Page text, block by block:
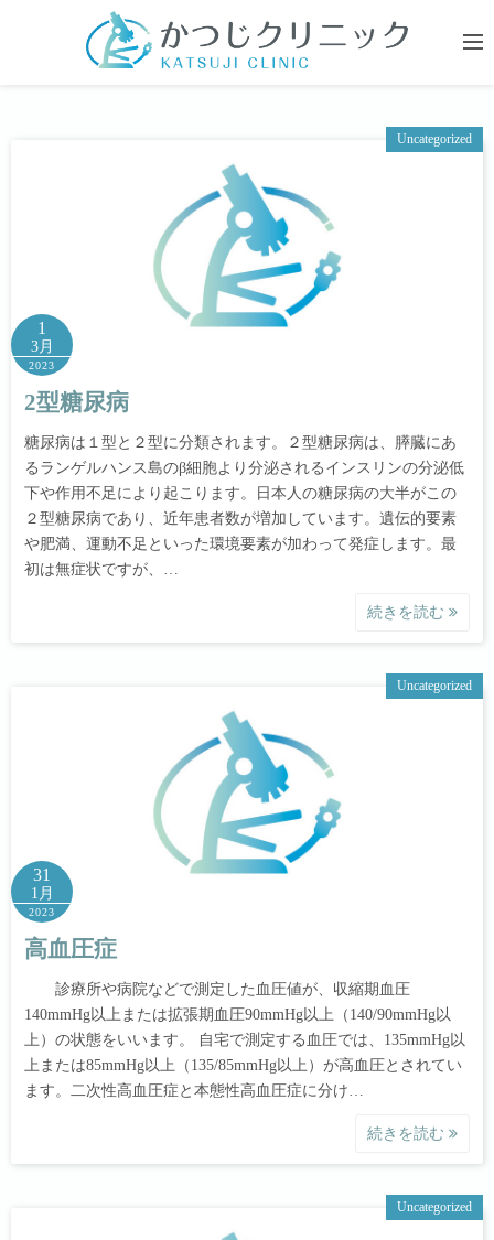
Uncategorized
1
3月
2023
2型糖尿病
糖尿病は１型と２型に分類されます。２型糖尿病は、膵臓にあ
るランゲルハンス島のβ細胞より分泌されるインスリンの分泌低
下や作用不足により起こります。日本人の糖尿病の大半がこの
２型糖尿病であり、近年患者数が増加しています。遺伝的要素
や肥満、運動不足といった環境要素が加わって発症します。最
初は無症状ですが、…
続きを読む
Uncategorized
31
1月
2023
高血圧症
診療所や病院などで測定した血圧値が、収縮期血圧
140mmHg以上または拡張期血圧90mmHg以上（140/90mmHg以
上）の状態をいいます。 自宅で測定する血圧では、135mmHg以
上または85mmHg以上（135/85mmHg以上）が高血圧とされてい
ます。二次性高血圧症と本態性高血圧症に分け…
続きを読む
Uncategorized